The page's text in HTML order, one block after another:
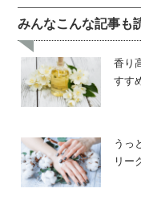
みんなこんな記事も
香り
すす
うっ
リー